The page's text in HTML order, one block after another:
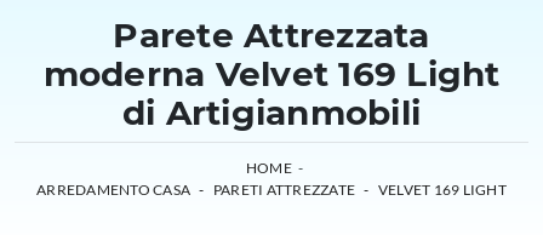
Parete Attrezzata
moderna Velvet 169 Light
di Artigianmobili
HOME -
ARREDAMENTO CASA - PARETI ATTREZZATE - VELVET 169 LIGHT